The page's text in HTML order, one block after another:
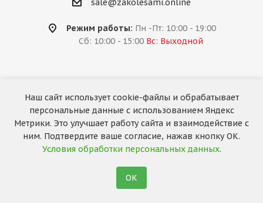
sale@zakolesami.online
Режим работы: Пн -Пт: 10:00 - 19:00
Сб: 10:00 - 15:00 Вс: Выходной
2026 © «За колёсами.Online»
Запуск сайта —RuMaster
Наш сайт использует cookie-файлы и обрабатывает
персональные данные с использованием Яндекс
Метрики. Это улучшает работу сайта и взаимодействие с
ним. Подтвердите ваше согласие, нажав кнопку ОК.
Условия обработки персональных данных.
ОК